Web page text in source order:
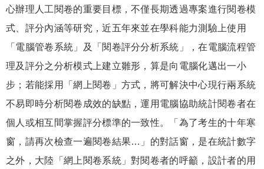
心辦理人工閱卷的重要目標，不僅長期透過專案進行閱卷模
式、評分內涵等研究，近五年來並在學科能力測驗上使用
「電腦管卷系統」及「閱卷評分分析系統」，在電腦流程管
理及評分之分析模式上建立雛形，算是向電腦化邁出一小
步；若能採用「網上閱卷」方式，將可解決中心現行兩系統
不易即時分析閱卷成效的缺點，運用電腦協助統計閱卷者在
個人或相互間掌握評分標準的一致性。「為了考生的十年寒
窗，請再次檢查一遍閱卷結果…」的對話窗，是在統計數字
之外，大陸「網上閱卷系統」對閱卷者的呼籲，設計者的用